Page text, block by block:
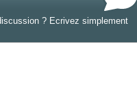
? Ecrivez simplement